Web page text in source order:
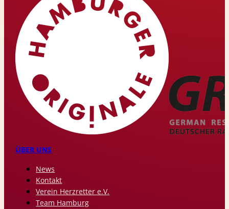
ÜBER UNS
News
Kontakt
Verein Herzretter e.V.
Team Hamburg